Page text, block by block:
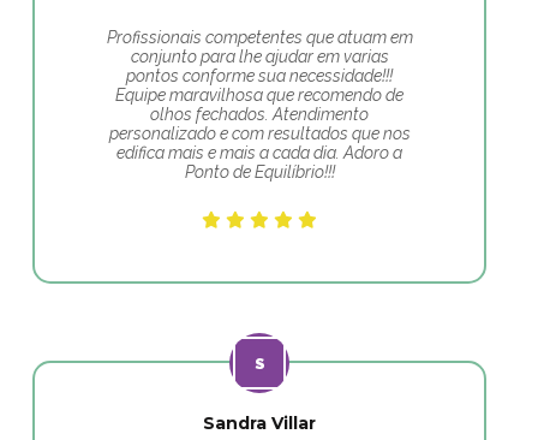
Profissionais competentes que atuam em
conjunto para lhe ajudar em varias
pontos conforme sua necessidade!!!
Equipe maravilhosa que recomendo de
olhos fechados. Atendimento
personalizado e com resultados que nos
edifica mais e mais a cada dia. Adoro a
Ponto de Equilíbrio!!!
Sandra Villar